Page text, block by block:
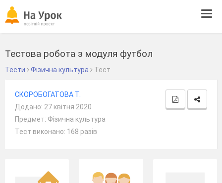
Тестова робота з модуля футбол
Тести Фізична культура Тест
СКОРОБОГАТОВА Т.
Додано: 27 квітня 2020
Предмет: Фізична культура
Тест виконано: 168 разів